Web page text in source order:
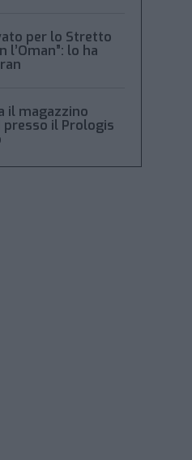
per lo Stretto
l’Oman”: lo ha
il magazzino
presso il Prologis